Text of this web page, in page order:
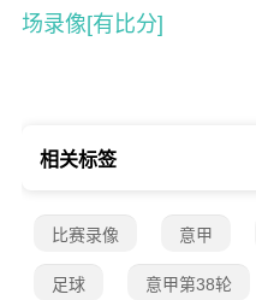
场录像[有比分]
相关标签
比赛录像 意甲
足球 意甲第38轮